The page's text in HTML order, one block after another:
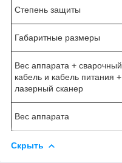
Степень защиты
Габаритные размеры
Вес аппарата + сварочный
кабель и кабель питания +
лазерный сканер
Вес аппарата
Скрыть